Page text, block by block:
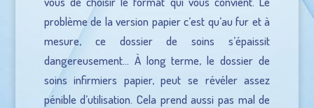
problème de la version papier c’est qu’au fur et à
mesure, ce dossier de soins s’épaissit
dangereusement… À long terme, le dossier de
soins infirmiers papier, peut se révéler assez
pénible d’utilisation. Cela prend aussi pas mal de